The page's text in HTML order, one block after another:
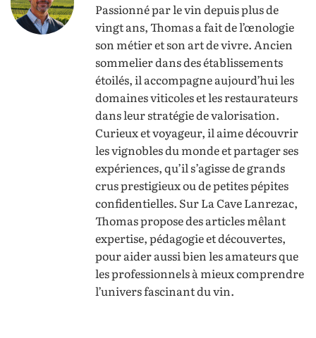
Passionné par le vin depuis plus de
vingt ans, Thomas a fait de l’œnologie
son métier et son art de vivre. Ancien
sommelier dans des établissements
étoilés, il accompagne aujourd’hui les
domaines viticoles et les restaurateurs
dans leur stratégie de valorisation.
Curieux et voyageur, il aime découvrir
les vignobles du monde et partager ses
expériences, qu’il s’agisse de grands
crus prestigieux ou de petites pépites
confidentielles. Sur La Cave Lanrezac,
Thomas propose des articles mêlant
expertise, pédagogie et découvertes,
pour aider aussi bien les amateurs que
les professionnels à mieux comprendre
l’univers fascinant du vin.